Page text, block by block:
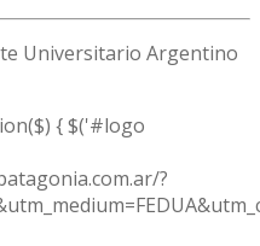
Universitario Argentino
{ $('#logo
?